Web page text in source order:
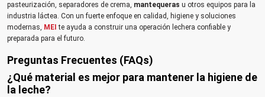
pasteurización, separadores de crema, mantequeras u otros equipos para la
industria láctea. Con un fuerte enfoque en calidad, higiene y soluciones
modernas, MEI te ayuda a construir una operación lechera confiable y
preparada para el futuro.
Preguntas Frecuentes (FAQs)
¿Qué material es mejor para mantener la higiene de
la leche?